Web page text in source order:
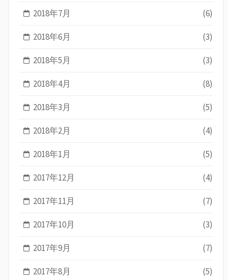
2018年7月 (6)
2018年6月 (3)
2018年5月 (3)
2018年4月 (8)
2018年3月 (5)
2018年2月 (4)
2018年1月 (5)
2017年12月 (4)
2017年11月 (7)
2017年10月 (3)
2017年9月 (7)
2017年8月 (5)